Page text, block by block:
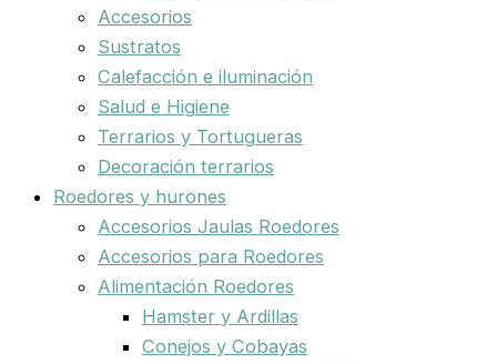
Accesorios
Sustratos
Calefacción e iluminación
Salud e Higiene
Terrarios y Tortugueras
Decoración terrarios
Roedores y hurones
Accesorios Jaulas Roedores
Accesorios para Roedores
Alimentación Roedores
Hamster y Ardillas
Conejos y Cobayas